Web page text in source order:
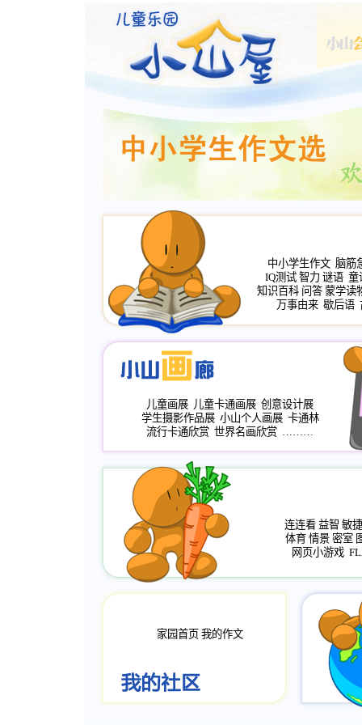
中小学生作文 脑筋
IQ测试 智力 谜语 童
知识百科 问答 蒙学读
万事由来 歇后语
儿童画展 儿童卡通画展 创意设计展
学生摄影作品展 小山个人画展 卡通林
流行卡通欣赏 世界名画欣赏 ………
连连看 益智 敏捷
体育 情景 密室
网页小游戏
家园首页 我的作文